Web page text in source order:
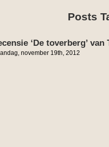
Posts
‘De toverberg’ van
november 19th, 2012